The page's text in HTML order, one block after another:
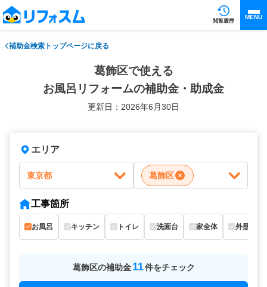
閲覧履歴
MENU
補助金検索トップページに戻る
葛飾区で使える
お風呂リフォームの補助金・助成金
更新日：2026年6月30日
エリア
東京都 葛飾区
工事箇所
お風呂 キッチン トイレ 洗面台 家全体 外壁
葛飾区の補助金 11件をチェック